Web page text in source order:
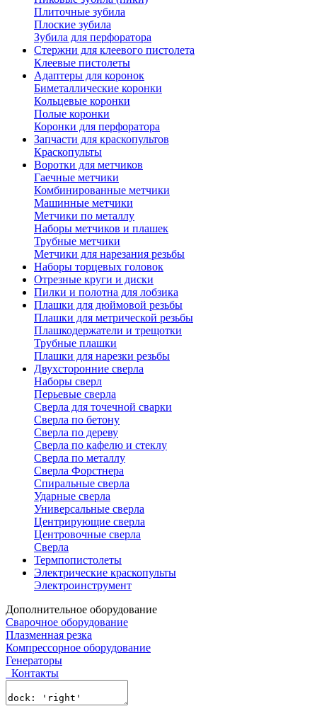
Плиточные зубила
Плоские зубила
Зубила для перфоратора
Стержни для клеевого пистолета
Клеевые пистолеты
Адаптеры для коронок
Биметаллические коронки
Кольцевые коронки
Полые коронки
Коронки для перфоратора
Запчасти для краскопультов
Краскопульты
Воротки для метчиков
Гаечные метчики
Комбинированные метчики
Машинные метчики
Метчики по металлу
Наборы метчиков и плашек
Трубные метчики
Метчики для нарезания резьбы
Наборы торцевых головок
Отрезные круги и диски
Пилки и полотна для лобзика
Плашки для дюймовой резьбы
Плашки для метрической резьбы
Плашкодержатели и трещотки
Трубные плашки
Плашки для нарезки резьбы
Двухсторонние сверла
Наборы сверл
Перьевые сверла
Сверла для точечной сварки
Сверла по бетону
Сверла по дереву
Сверла по кафелю и стеклу
Сверла по металлу
Сверла Форстнера
Спиральные сверла
Ударные сверла
Универсальные сверла
Центрирующие сверла
Центровочные сверла
Сверла
Термпопистолеты
Электрические краскопульты
Электроинструмент
Дополнительное оборудование
Сварочное оборудование
Плазменная резка
Компрессорное оборудование
Генераторы
Контакты